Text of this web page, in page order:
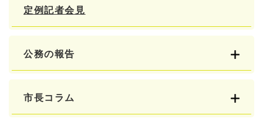
定例記者会見
公務の報告
市長コラム